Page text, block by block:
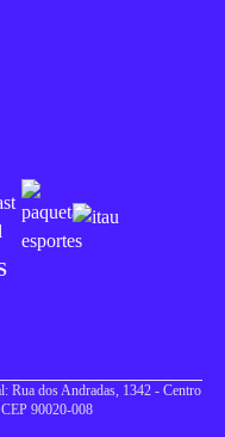
Rua dos Andradas, 1342 - Centro
90020-008